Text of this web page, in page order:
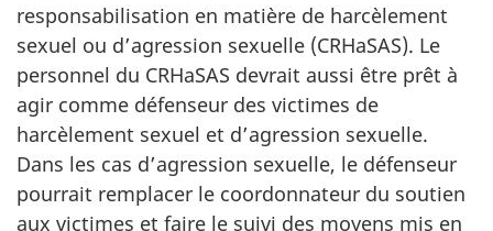
responsabilisation en matière de harcèlement
sexuel ou d’agression sexuelle (CRHaSAS). Le
personnel du CRHaSAS devrait aussi être prêt à
agir comme défenseur des victimes de
harcèlement sexuel et d’agression sexuelle.
Dans les cas d’agression sexuelle, le défenseur
pourrait remplacer le coordonnateur du soutien
aux victimes et faire le suivi des moyens mis en